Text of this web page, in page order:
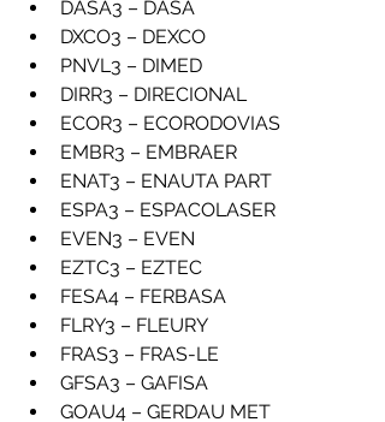
DASA3 – DASA
DXCO3 – DEXCO
PNVL3 – DIMED
DIRR3 – DIRECIONAL
ECOR3 – ECORODOVIAS
EMBR3 – EMBRAER
ENAT3 – ENAUTA PART
ESPA3 – ESPACOLASER
EVEN3 – EVEN
EZTC3 – EZTEC
FESA4 – FERBASA
FLRY3 – FLEURY
FRAS3 – FRAS-LE
GFSA3 – GAFISA
GOAU4 – GERDAU MET